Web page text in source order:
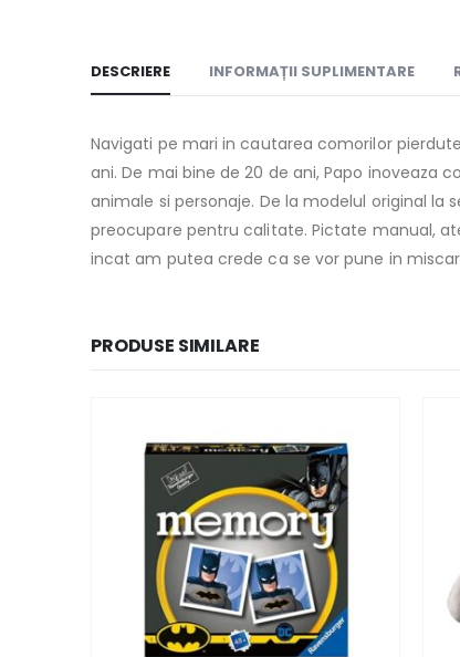
DESCRIERE INFORMAȚII SUPLIMENTARE
Navigati pe mari in cautarea comorilor
ani. De mai bine de 20 de ani, Papo inoveaza
animale si personaje. De la modelul original
preocupare pentru calitate. Pictate manual,
incat am putea crede ca se vor pune in
PRODUSE SIMILARE